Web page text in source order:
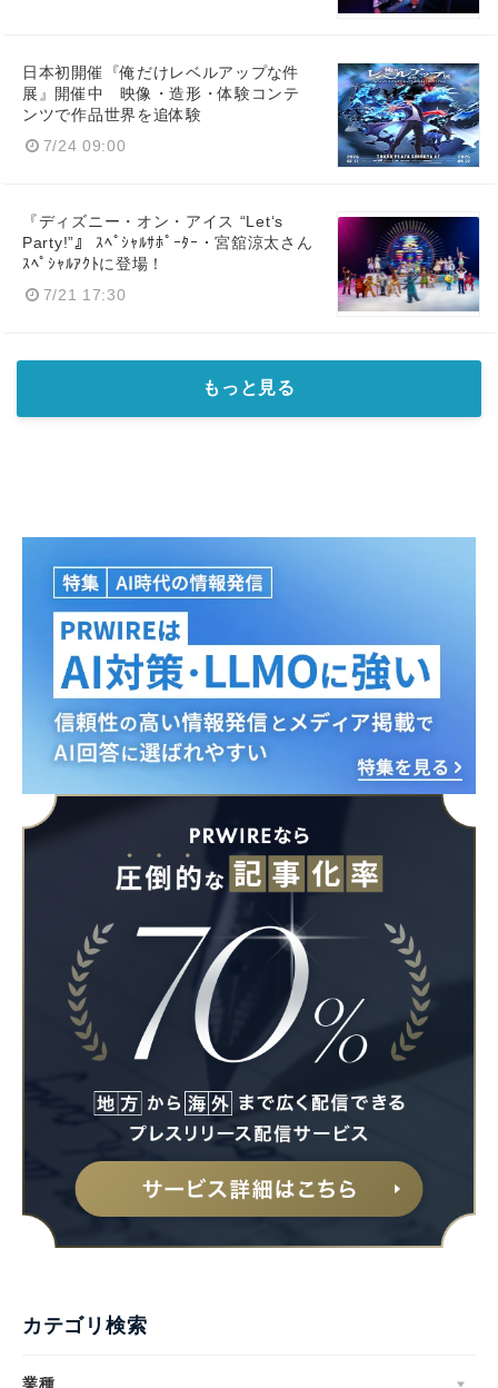
日本初開催『俺だけレベルアップな件
展』開催中 映像・造形・体験コンテ
ンツで作品世界を追体験
7/24 09:00
『ディズニー・オン・アイス “Let‘s
Party!”』 ｽﾍﾟｼｬﾙｻﾎﾟｰﾀｰ・宮舘涼太さん
ｽﾍﾟｼｬﾙｱｸﾄに登場！
7/21 17:30
もっと見る
カテゴリ検索
業種